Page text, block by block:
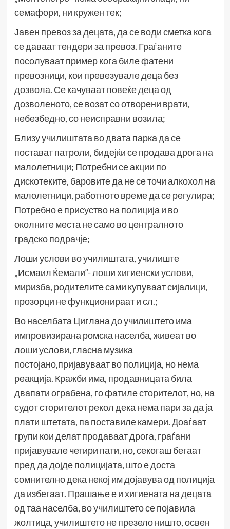
семафори, ни кружен тек;
Јавен превоз за децата, да се води сметка кога
се даваат тендери за превоз. Граѓаните
посолуваат пример кога биле фатени
превозници, кои превезувале деца без
дозвола. Се качуваат повеќе деца од
дозволеното, се возат со отворени врати,
небезбедно, со неисправни возила;
Близу училиштата во двата парка да се
постават патроли, бидејќи се продава дрога на
малолетници; Потребни се акции по
дискотеките, баровите да не се точи алкохол на
малолетници, работното време да се регулира;
Потребно е присуство на полиција и во
околните места не само во централното
градско подрачје;
Лоши услови во училиштата, училиште
„Исмаил Ќемали“- лоши хигиенски услови,
миризба, родителите сами купуваат сијалици,
прозорци не функционираат и сл.;
Во населбата Циглана до училиштето има
импровизирана ромска населба, живеат во
лоши услови, гласна музика
постојано,пријавуваат во полиција, но нема
реакција. Кражби има, продавницата била
двапати ограбена, го фатиле сторителот, но, на
судот сторителот рекол дека нема пари за да ја
плати штетата, па поставиле камери. Доаѓаат
групи кои делат продаваат дрога, граѓани
пријавувале четири пати, но, секогаш бегаат
пред да дојде полицијата, што е доста
сомнително дека некој им дојавува од полиција
да избегаат. Прашање е и хигиената на децата
од таа населба, во училиштето се појавила
жолтица, училиштето не презело ништо, освен